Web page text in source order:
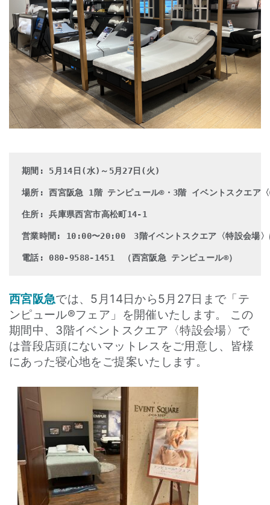
期間: 5月14日(水)～5月27日(火)
場所: 西宮阪急 1階 テンピュール®・3階 イベントスクエア〈
住所: 兵庫県西宮市高松町14-1
営業時間: 10:00〜20:00　3階イベントスクエア〈特設会場〉
電話: 080-9588-1451　（西宮阪急 テンピュール®）
西宮阪急では、5月14日から5月27日まで「テ
ンピュール®フェア」を開催いたします。 この
期間中、3階イベントスクエア〈特設会場〉で
は普段店頭にないマットレスをご用意し、皆様
にあった寝心地をご提案いたします。